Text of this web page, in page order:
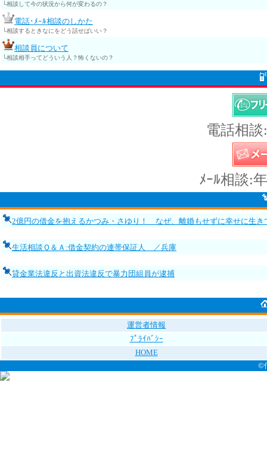
└相談して今の状況から何が変わるの？
電話･ﾒｰﾙ相談のしかた
└相談するときなにをどう話せばいい？
相談員について
└相談相手ってどういう人？怖くないの？
電話相
ﾒｰﾙ相談:
2億円の借金を抱えるかつみ・さゆり！ なぜ、離婚もせずに幸せに生き
生活相談Ｑ＆Ａ:借金契約の連帯保証人 ／兵庫
貸金業法違反と出資法違反で暴力団組員が逮捕
運営者情報
ﾌﾟﾗｲﾊﾞｼｰ
HOME
©